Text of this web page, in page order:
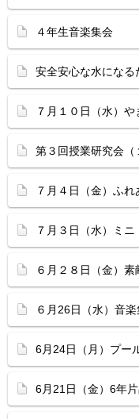
４年生音楽集会
安全安心な水になる
７月１０日（水）や
第３回授業研究会（
７月４日（金）ふれ
７月３日（水）ミ
６月２８日（金）素
６月26日（水）音
6月24日（月）プー
6月21日（金）6年